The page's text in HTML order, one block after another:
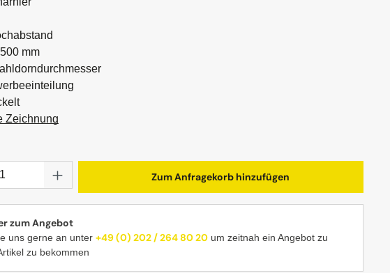
mm
Zeichnung
Gib den gewünschten Wert ein oder
Zum Anfragekorb hinzufügen
zum Angebot
uns gerne an unter +49 (0) 202 / 264 80 20 um zeitnah ein Angebot zu
zu bekommen